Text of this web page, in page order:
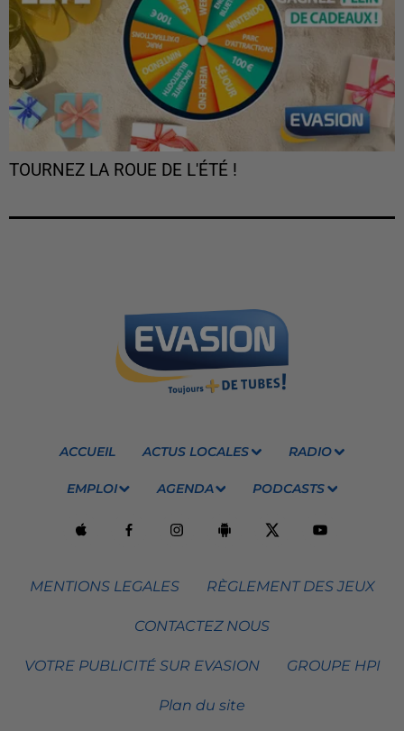
TOURNEZ LA ROUE DE L'ÉTÉ !
ACCUEIL ACTUS LOCALES RADIO
EMPLOI AGENDA PODCASTS
MENTIONS LEGALES RÈGLEMENT DES JEUX
CONTACTEZ NOUS
VOTRE PUBLICITÉ SUR EVASION GROUPE HPI
Plan du site